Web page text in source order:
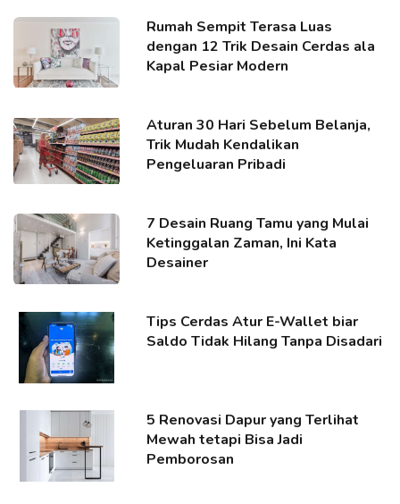
Rumah Sempit Terasa Luas
dengan 12 Trik Desain Cerdas ala
Kapal Pesiar Modern
Aturan 30 Hari Sebelum Belanja,
Trik Mudah Kendalikan
Pengeluaran Pribadi
7 Desain Ruang Tamu yang Mulai
Ketinggalan Zaman, Ini Kata
Desainer
Tips Cerdas Atur E-Wallet biar
Saldo Tidak Hilang Tanpa Disadari
5 Renovasi Dapur yang Terlihat
Mewah tetapi Bisa Jadi
Pemborosan